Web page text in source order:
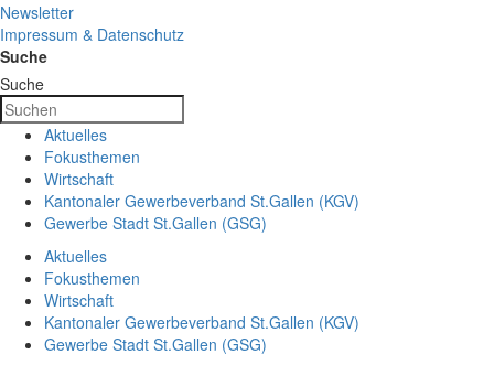
Newsletter
Impressum & Datenschutz
Suche
Suche
Aktuelles
Fokusthemen
Wirtschaft
Kantonaler Gewerbeverband St.Gallen (KGV)
Gewerbe Stadt St.Gallen (GSG)
Aktuelles
Fokusthemen
Wirtschaft
Kantonaler Gewerbeverband St.Gallen (KGV)
Gewerbe Stadt St.Gallen (GSG)